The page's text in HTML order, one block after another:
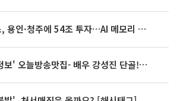
SK하이닉스, 용인·청주에 54조 투자…AI 메모리 생산기지 키운다
'2TV 생생정보' 오늘방송맛집- 배우 강성진 단골! 쌀국수ㆍ푸팟퐁 커리 맛집 '블○○○'